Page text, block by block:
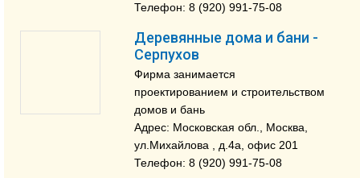
Телефон: 8 (920) 991-75-08
Деревянные дома и бани -
Серпухов
Фирма занимается
проектированием и строительством
домов и бань
Адрес: Московская обл., Москва,
ул.Михайлова , д.4a, офис 201
Телефон: 8 (920) 991-75-08